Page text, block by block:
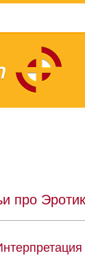
про